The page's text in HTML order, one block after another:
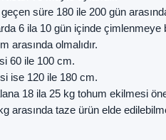
süre 180 ile 200 gün
6 ila 10 gün içinde çimlenmeye
arasında olmalıdır.
60 ile 100 cm.
ise 120 ile 180 cm.
18 ila 25 kg tohum ekilmesi
arasında taze ürün elde